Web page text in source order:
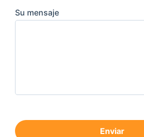
Su mensaje
Enviar